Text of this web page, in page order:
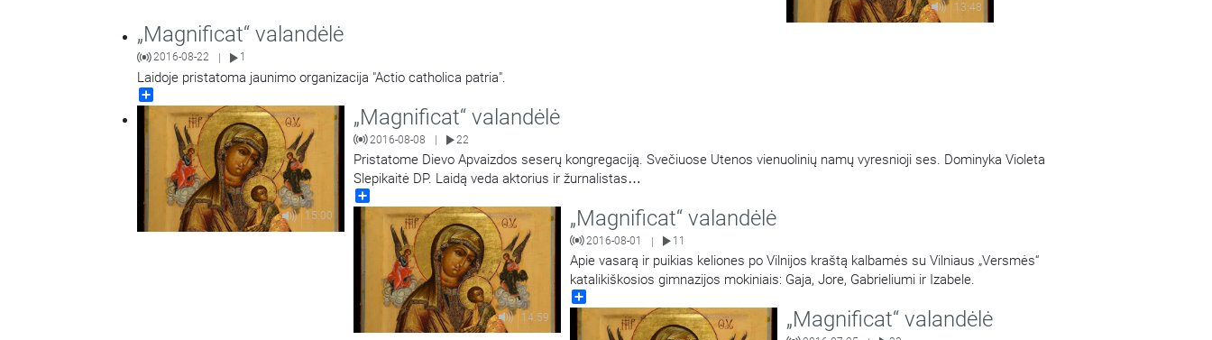
13:48
„Magnificat“ valandėlė
2016-08-22 1
Laidoje pristatoma jaunimo organizacija "Actio catholica patria".
15:00
„Magnificat“ valandėlė
2016-08-08 22
Pristatome Dievo Apvaizdos seserų kongregaciją. Svečiuose Utenos vienuolinių namų vyresnioji ses. Dominyka Violeta
Slepikaitė DP. Laidą veda aktorius ir žurnalistas…
14:59
„Magnificat“ valandėlė
2016-08-01 | 11
Apie vasarą ir puikias keliones po Vilnijos kraštą kalbamės su Vilniaus „Versmės“
katalikiškosios gimnazijos mokiniais: Gaja, Jore, Gabrieliumi ir Izabele.
„Magnificat“ valandėlė